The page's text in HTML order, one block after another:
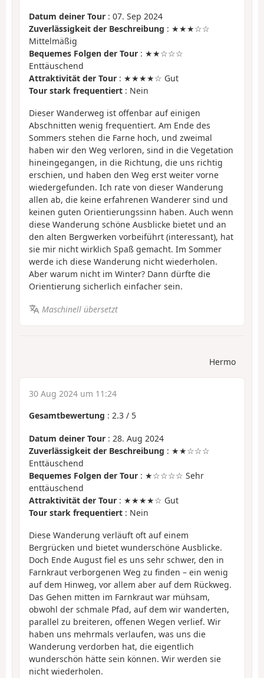
Datum deiner Tour : 07. Sep 2024
Zuverlässigkeit der Beschreibung : ★★★☆☆
Mittelmäßig
Bequemes Folgen der Tour : ★★☆☆☆
Enttäuschend
Attraktivität der Tour : ★★★★☆ Gut
Tour stark frequentiert : Nein
Dieser Wanderweg ist offenbar auf einigen
Abschnitten wenig frequentiert. Am Ende des
Sommers stehen die Farne hoch, und zweimal
haben wir den Weg verloren, sind in die Vegetation
hineingegangen, in die Richtung, die uns richtig
erschien, und haben den Weg erst weiter vorne
wiedergefunden. Ich rate von dieser Wanderung
allen ab, die keine erfahrenen Wanderer sind und
keinen guten Orientierungssinn haben. Auch wenn
diese Wanderung schöne Ausblicke bietet und an
den alten Bergwerken vorbeiführt (interessant), hat
sie mir nicht wirklich Spaß gemacht. Im Sommer
werde ich diese Wanderung nicht wiederholen.
Aber warum nicht im Winter? Dann dürfte die
Orientierung sicherlich einfacher sein.
Maschinell übersetzt
Hermo
30 Aug 2024 um 11:24
Gesamtbewertung : 2.3 / 5
Datum deiner Tour : 28. Aug 2024
Zuverlässigkeit der Beschreibung : ★★☆☆☆
Enttäuschend
Bequemes Folgen der Tour : ★☆☆☆☆ Sehr
enttäuschend
Attraktivität der Tour : ★★★★☆ Gut
Tour stark frequentiert : Nein
Diese Wanderung verläuft oft auf einem
Bergrücken und bietet wunderschöne Ausblicke.
Doch Ende August fiel es uns sehr schwer, den in
Farnkraut verborgenen Weg zu finden – ein wenig
auf dem Hinweg, vor allem aber auf dem Rückweg.
Das Gehen mitten im Farnkraut war mühsam,
obwohl der schmale Pfad, auf dem wir wanderten,
parallel zu breiteren, offenen Wegen verlief. Wir
haben uns mehrmals verlaufen, was uns die
Wanderung verdorben hat, die eigentlich
wunderschön hätte sein können. Wir werden sie
nicht wiederholen.